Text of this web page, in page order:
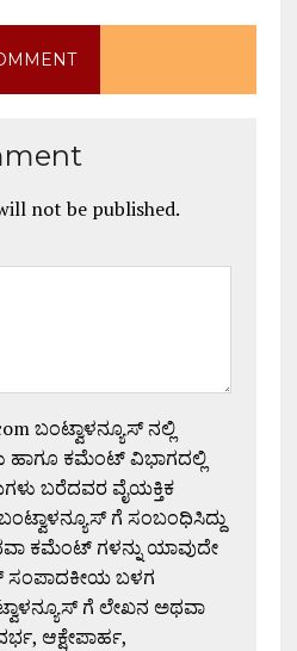
not be published.
ಬಂಟ್ವಾಳನ್ಯೂಸ್ ನಲ್ಲಿ
ಹಾಗೂ ಕಮೆಂಟ್ ವಿಭಾಗದಲ್ಲಿ
ಬರೆದವರ ವೈಯಕ್ತಿಕ
ಗೆ ಸಂಬಂಧಿಸಿದ್ದು
ಕಮೆಂಟ್ ಗಳನ್ನು ಯಾವುದೇ
ಸಂಪಾದಕೀಯ ಬಳಗ
ಗೆ ಲೇಖನ ಅಥವಾ
ಆಕ್ಷೇಪಾರ್ಹ,